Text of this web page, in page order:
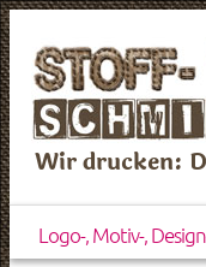
Wir drucken:
Logo-, Motiv-,